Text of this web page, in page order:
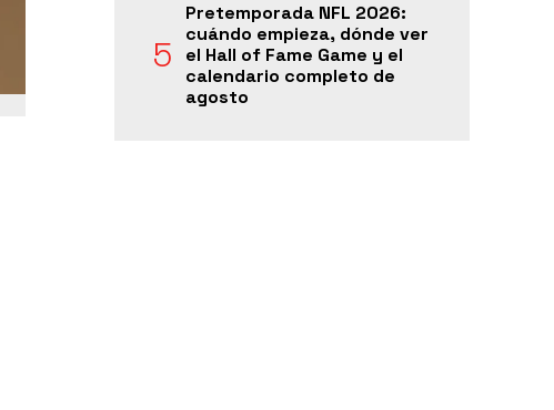
Pretemporada NFL 2026:
cuándo empieza, dónde ver
el Hall of Fame Game y el
calendario completo de
agosto